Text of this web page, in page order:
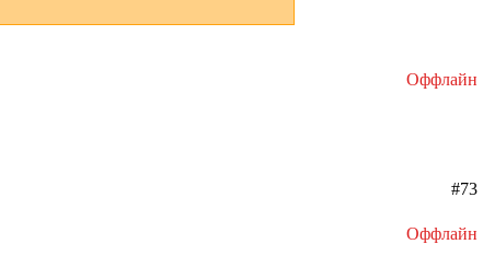
Оффлайн
#73
Оффлайн